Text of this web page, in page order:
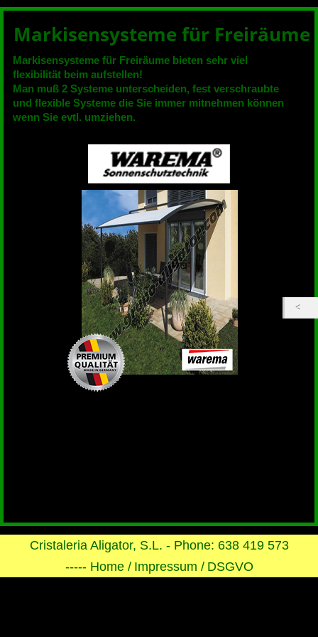
Markisensysteme für Freiräume
Markisensysteme für Freiräume bieten sehr viel
flexibilität beim aufstellen!
Man muß 2 Systeme unterscheiden, fest verschraubte
und flexible Systeme die Sie immer mitnehmen können
wenn Sie evtl. umziehen.
Cristaleria Aligator, S.L. - Phone: 638 419 573
----- Home / Impressum / DSGVO